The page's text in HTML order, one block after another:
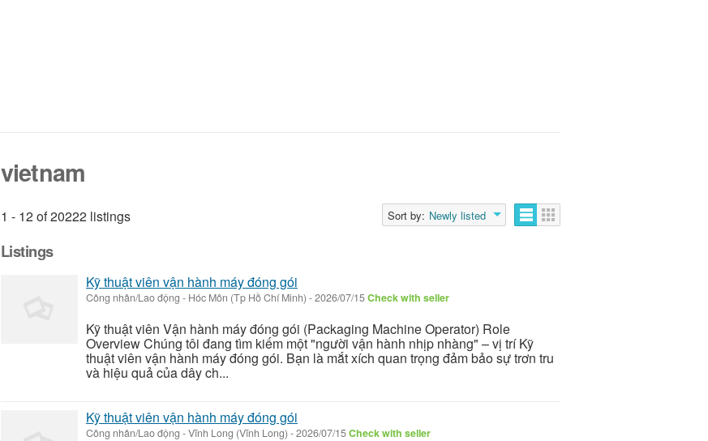
vietnam
1 - 12 of 20222 listings Sort by: Newly listed
Listings
Kỹ thuật viên vận hành máy đóng gói
Công nhân/Lao động - Hóc Môn (Tp Hồ Chí Minh) -2026/07/15Check with seller
Kỹ thuật viên Vận hành máy đóng gói (Packaging Machine Operator) Role
Overview Chúng tôi đang tìm kiếm một "người vận hành nhịp nhàng" – vị trí Kỹ
thuật viên vận hành máy đóng gói. Bạn là mắt xích quan trọng đảm bảo sự trơn tru
và hiệu quả của dây ch...
Kỹ thuật viên vận hành máy đóng gói
Công nhân/Lao động -Vĩnh Long (Vĩnh Long) -2026/07/15Check with seller